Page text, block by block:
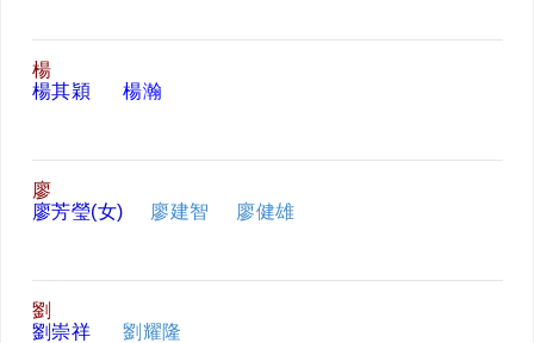
楊
楊其穎
楊瀚
廖
廖芳瑩(女)
廖建智 廖健雄
劉
劉崇祥
劉耀隆